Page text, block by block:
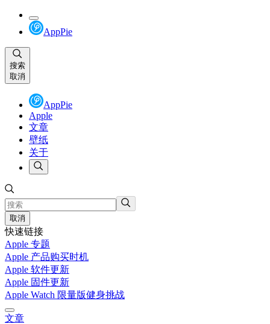
AppPie
搜索
取消
AppPie
Apple
文章
壁纸
关于
取消
快速链接
Apple 专题
Apple 产品购买时机
Apple 软件更新
Apple 固件更新
Apple Watch 限量版健身挑战
文章